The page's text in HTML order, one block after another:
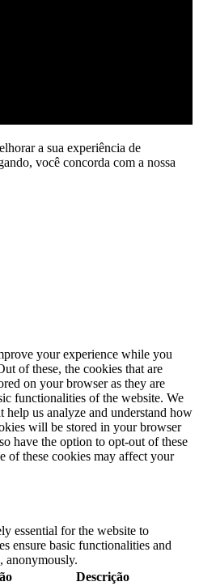
a sua experiência de
você concorda com a nossa
your experience while you
of these, the cookies that are
on your browser as they are
functionalities of the website. We
help us analyze and understand how
will be stored in your browser
have the option to opt-out of these
of these cookies may affect your
essential for the website to
ensure basic functionalities and
anonymously.
Descrição